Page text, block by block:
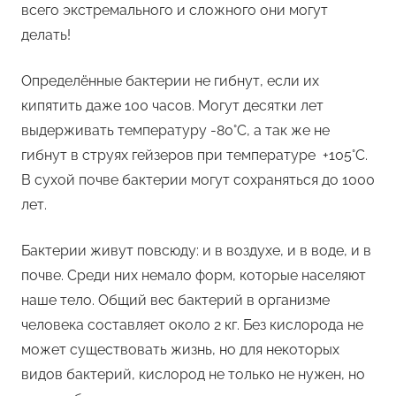
всего экстремального и сложного они могут
делать!
Определённые бактерии не гибнут, если их
кипятить даже 100 часов. Могут десятки лет
выдерживать температуру -80°С, а так же не
гибнут в струях гейзеров при температуре +105°С.
В сухой почве бактерии могут сохраняться до 1000
лет.
Бактерии живут повсюду: и в воздухе, и в воде, и в
почве. Среди них немало форм, которые населяют
наше тело. Общий вес бактерий в организме
человека составляет около 2 кг. Без кислорода не
может существовать жизнь, но для некоторых
видов бактерий, кислород не только не нужен, но